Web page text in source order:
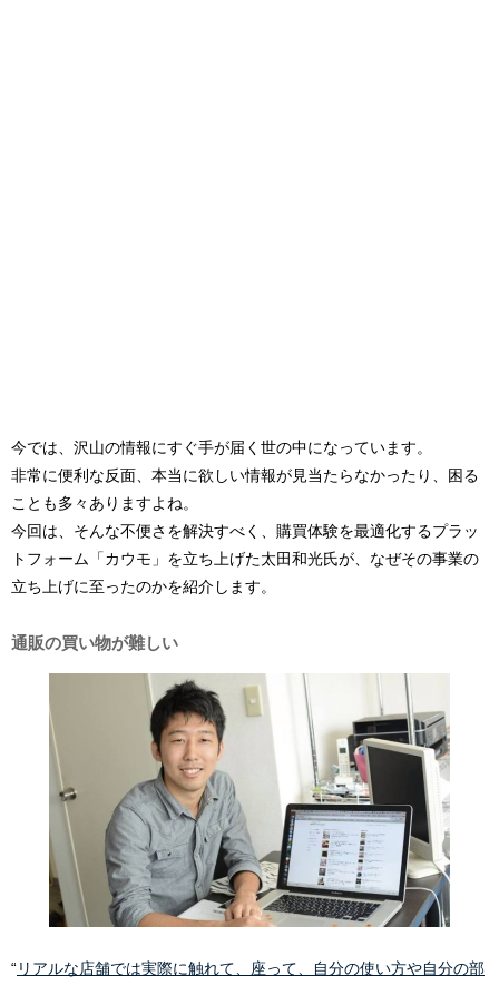
今では、沢山の情報にすぐ手が届く世の中になっています。
非常に便利な反面、本当に欲しい情報が見当たらなかったり、困る
ことも多々ありますよね。
今回は、そんな不便さを解決すべく、購買体験を最適化するプラッ
トフォーム「カウモ」を立ち上げた太田和光氏が、なぜその事業の
立ち上げに至ったのかを紹介します。
通販の買い物が難しい
“ リアルな店舗では実際に触れて、座って、自分の使い方や自分の部